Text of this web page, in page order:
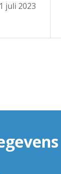
1 juli 2023